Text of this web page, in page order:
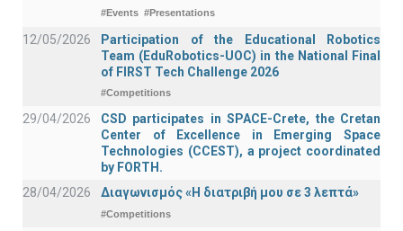
#Events #Presentations
12/05/2026
Participation of the Educational Robotics
Team (EduRobotics-UOC) in the National Final
of FIRST Tech Challenge 2026
#Competitions
29/04/2026
CSD participates in SPACE-Crete, the Cretan
Center of Excellence in Emerging Space
Technologies (CCEST), a project coordinated
by FORTH.
28/04/2026
Διαγωνισμός «Η διατριβή μου σε 3 λεπτά»
#Competitions